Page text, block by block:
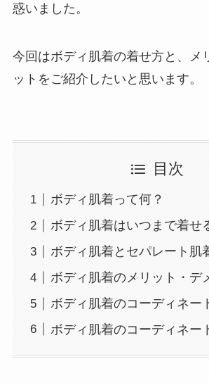
惑いました。
今回はボディ肌着の着せ方と、メ
ットをご紹介したいと思います。
目次
ボディ肌着って何？
ボディ肌着はいつまで着せ
ボディ肌着とセパレート肌
ボディ肌着のメリット・デ
ボディ肌着のコーディネー
ボディ肌着のコーディネー